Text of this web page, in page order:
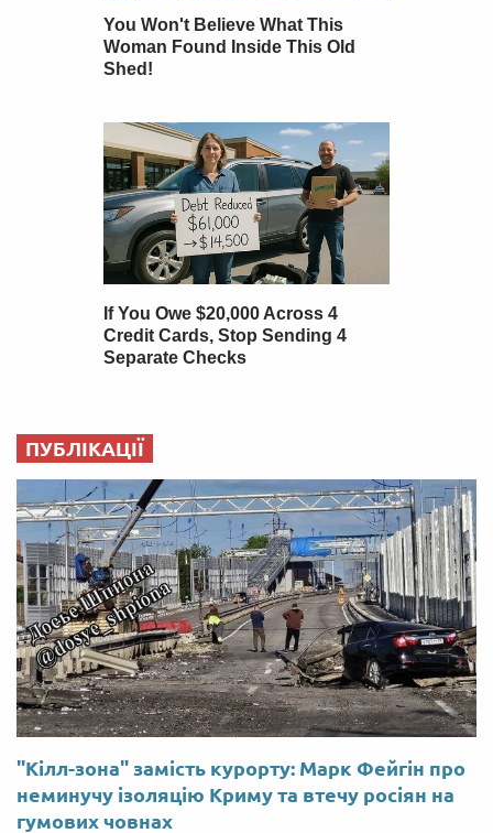
ПУБЛІКАЦІЇ
"Кілл-зона" замість курорту: Марк Фейгін про
неминучу ізоляцію Криму та втечу росіян на
гумових човнах